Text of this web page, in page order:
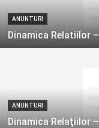
ANUNTURI
Dinamica Relatiilor
ANUNTURI
Dinamica Relaţiilor